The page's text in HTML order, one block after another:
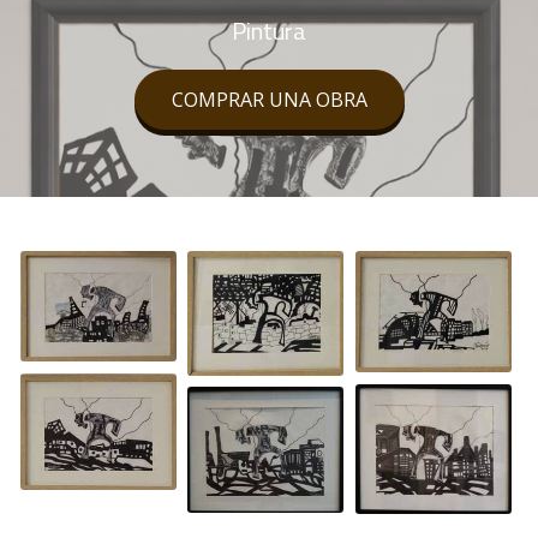
Pintura
COMPRAR UNA OBRA